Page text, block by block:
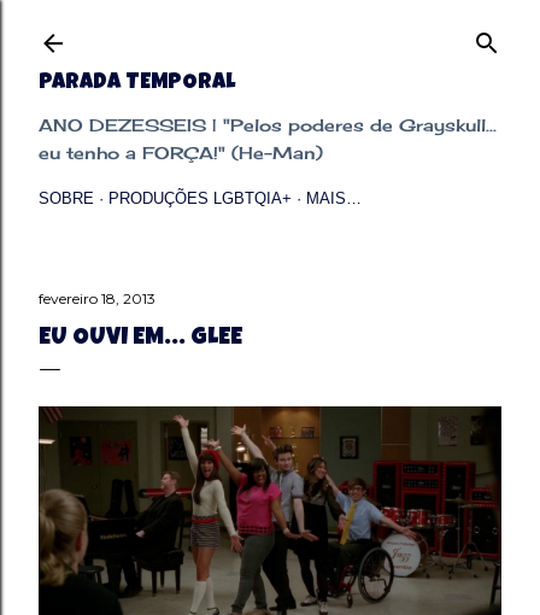
PARADA TEMPORAL
ANO DEZESSEIS | "Pelos poderes de Grayskull...
eu tenho a FORÇA!" (He-Man)
SOBRE PRODUÇÕES LGBTQIA+ MAIS…
fevereiro 18, 2013
EU OUVI EM... GLEE